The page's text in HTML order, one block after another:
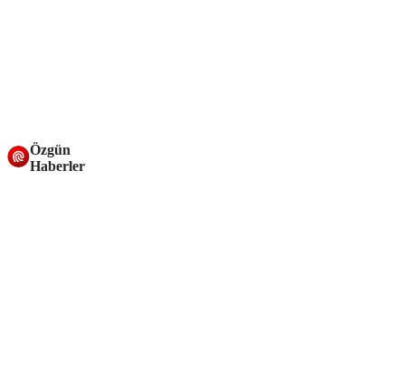
Özgün
Haberler